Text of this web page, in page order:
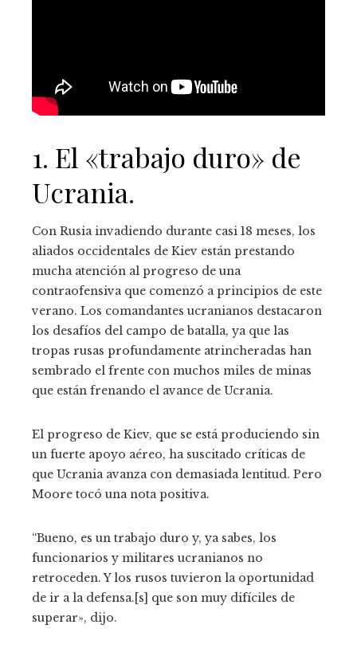
1. El «trabajo duro» de
Ucrania.
Con Rusia invadiendo durante casi 18 meses, los
aliados occidentales de Kiev están prestando
mucha atención al progreso de una
contraofensiva que comenzó a principios de este
verano. Los comandantes ucranianos destacaron
los desafíos del campo de batalla, ya que las
tropas rusas profundamente atrincheradas han
sembrado el frente con muchos miles de minas
que están frenando el avance de Ucrania.
El progreso de Kiev, que se está produciendo sin
un fuerte apoyo aéreo, ha suscitado críticas de
que Ucrania avanza con demasiada lentitud. Pero
Moore tocó una nota positiva.
“Bueno, es un trabajo duro y, ya sabes, los
funcionarios y militares ucranianos no
retroceden. Y los rusos tuvieron la oportunidad
de ir a la defensa.[s] que son muy difíciles de
superar», dijo.